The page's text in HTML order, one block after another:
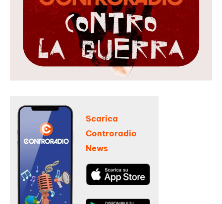
Scarica
Controradio
News